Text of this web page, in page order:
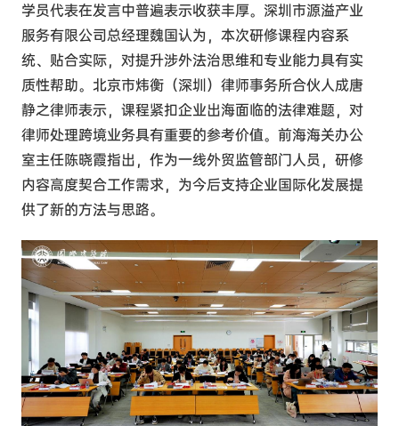
学员代表在发言中普遍表示收获丰厚。深圳市源溢产业
服务有限公司总经理魏国认为，本次研修课程内容系
统、贴合实际，对提升涉外法治思维和专业能力具有实
质性帮助。北京市炜衡（深圳）律师事务所合伙人成唐
静之律师表示，课程紧扣企业出海面临的法律难题，对
律师处理跨境业务具有重要的参考价值。前海海关办公
室主任陈晓霞指出，作为一线外贸监管部门人员，研修
内容高度契合工作需求，为今后支持企业国际化发展提
供了新的方法与思路。